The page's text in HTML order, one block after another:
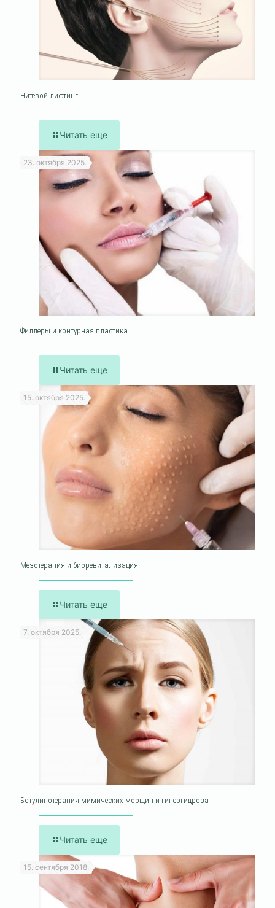
Нитевой лифтинг
Читать еще
23. октября 2025.
Филлеры и контурная пластика
Читать еще
15. октября 2025.
Мезотерапия и биоревитализация
Читать еще
7. октября 2025.
Ботулинотерапия мимических морщин и гипергидроза
Читать еще
15. сентября 2018.